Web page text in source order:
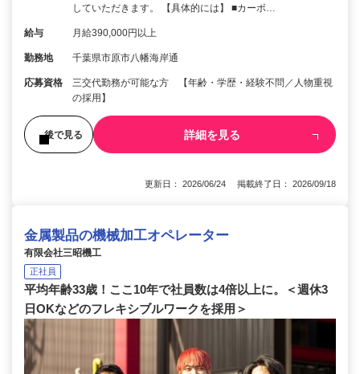
していただきます。 【具体的には】 ■カーボ…
給与 月給390,000円以上
勤務地 千葉県市原市八幡海岸通
応募資格
三交代勤務が可能な方 【年齢・学歴・経験不問／人物重視
の採用】
後で見る 詳細を見る
更新日： 2026/06/24 掲載終了日： 2026/09/18
金属製品の機械加工オペレーター
有限会社三昭機工
正社員
平均年齢33歳！ここ10年で社員数は4倍以上に。＜週休3
日OKなどのフレキシブルワークを採用＞